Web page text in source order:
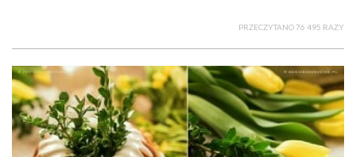
PRZECZYTANO 76 495 RAZY